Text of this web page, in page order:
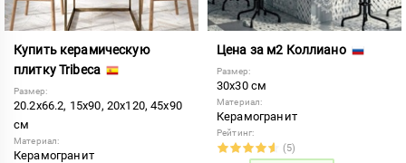
Купить керамическую
плитку Tribeca
Размер:
20.2x66.2, 15x90, 20x120, 45x90
см
Материал:
Керамогранит
Цена за м2 Коллиано
Размер:
30x30 см
Материал:
Керамогранит
Рейтинг:
(5)